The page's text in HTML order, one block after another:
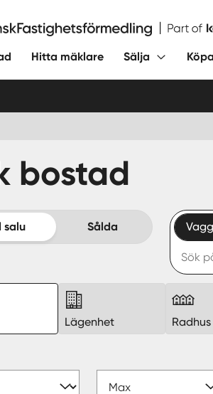
Hitta mäklare Sälja Köpa
bostad
salu Sålda
Lägenhet Radhus